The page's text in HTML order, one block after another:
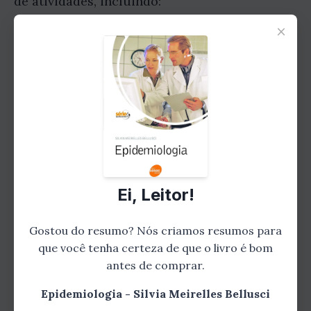
completo!
Aprofunde-se nesta história
emocionante e descubra todos os
×
Ei, Leitor!
Gostou do resumo? Nós criamos resumos para
que você tenha certeza de que o livro é bom
antes de comprar.
Epidemiologia - Silvia Meirelles Bellusci